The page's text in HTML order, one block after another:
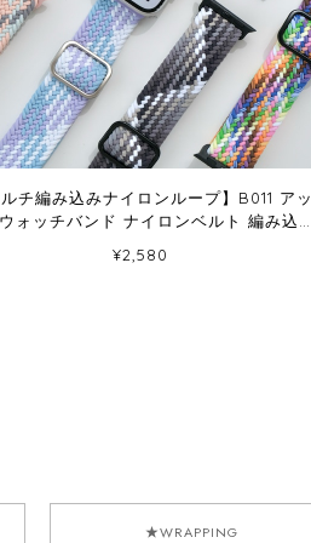
チ編み込みナイロンループ】B011 アッ
ォッチバンド ナイロンベルト 編み込み
¥2,580
★WRAPPING